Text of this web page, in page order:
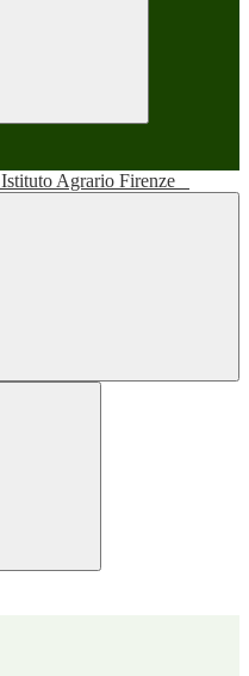
Istituto Agrario Firenze